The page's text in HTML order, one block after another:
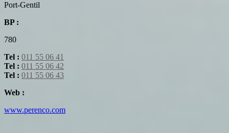
Port-Gentil
BP :
780
Tel : 011 55 06 41
Tel : 011 55 06 42
Tel : 011 55 06 43
Web :
www.perenco.com